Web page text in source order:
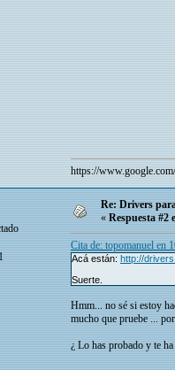
https://
Re: Drivers
«Respuesta #2
Cita de: topomanuel en
Acá están: http://
Suerte.
Hmm... no sé si estoy
mucho que pruebe ...
¿ Lo has probado y te